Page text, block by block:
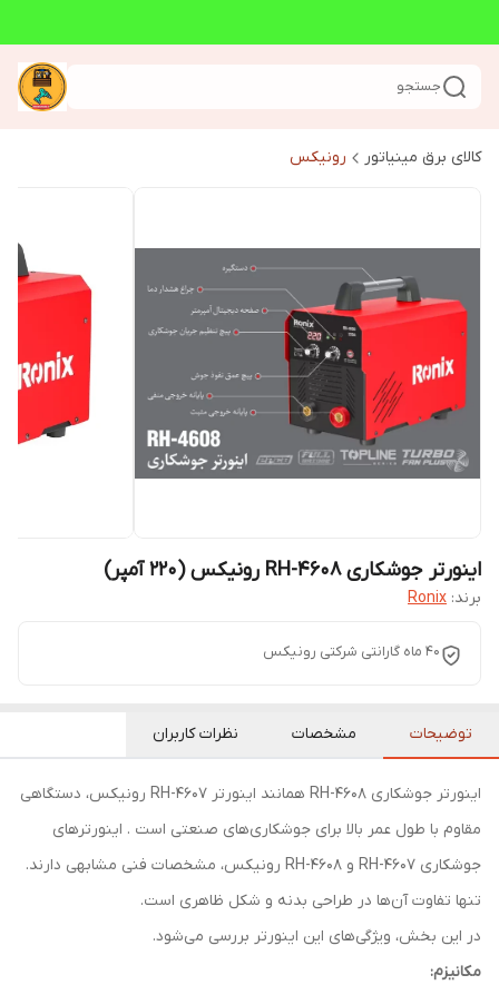
جستجو
کالای برق مینیاتور رونیکس
اینورتر جوشکاری RH-4608 رونیکس (220 آمپر)
برند: Ronix
40 ماه گارانتی شرکتی رونیکس
توضیحات مشخصات نظرات کاربران
اینورتر جوشکاری RH-4608 همانند اینورتر RH-4607 رونیکس، ‌دستگاهی
مقاوم با طول عمر بالا برای جوشکاری‌های صنعتی است . اینورترهای
جوشکاری RH-4607 و RH-4608 رونیکس، مشخصات فنی مشابهی دارند.
تنها تفاوت آن‌ها در طراحی بدنه و شکل ظاهری است.
در این بخش، ویژگی‌های این اینورتر بررسی می‌شود.
مکانیزم: